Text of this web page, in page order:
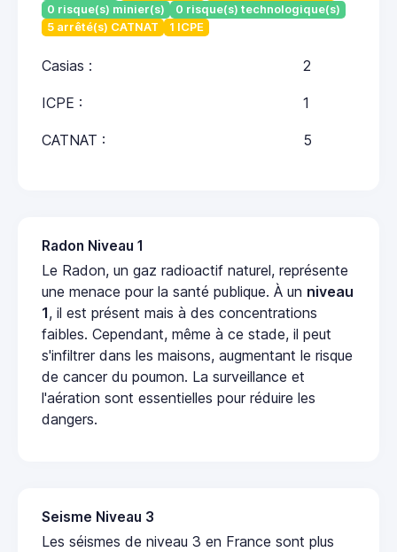
0 risque(s) minier(s)
0 risque(s) technologique(s)
5 arrêté(s) CATNAT
1 ICPE
Casias : 2
ICPE : 1
CATNAT : 5
Radon Niveau 1
Le Radon, un gaz radioactif naturel, représente
une menace pour la santé publique. À un niveau
1, il est présent mais à des concentrations
faibles. Cependant, même à ce stade, il peut
s'infiltrer dans les maisons, augmentant le risque
de cancer du poumon. La surveillance et
l'aération sont essentielles pour réduire les
dangers.
Seisme Niveau 3
Les séismes de niveau 3 en France sont plus